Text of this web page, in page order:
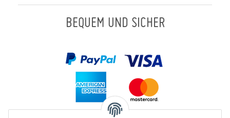
BEQUEM UND SICHER